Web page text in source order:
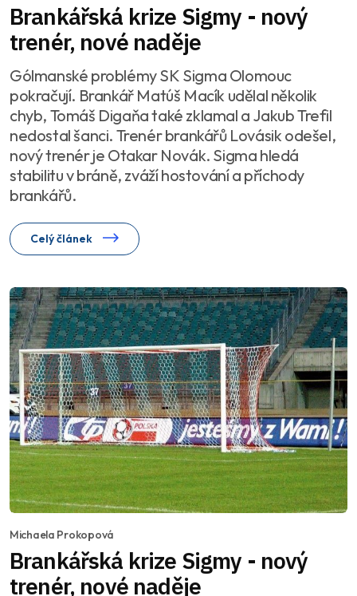
Brankářská krize Sigmy - nový
trenér, nové naděje
Gólmanské problémy SK Sigma Olomouc
pokračují. Brankář Matúš Macík udělal několik
chyb, Tomáš Digaňa také zklamal a Jakub Trefil
nedostal šanci. Trenér brankářů Lovásik odešel,
nový trenér je Otakar Novák. Sigma hledá
stabilitu v bráně, zváží hostování a příchody
brankářů.
Celý článek
Michaela Prokopová
Brankářská krize Sigmy - nový
trenér, nové naděje